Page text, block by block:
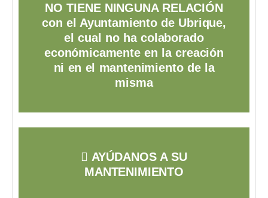
NO TIENE NINGUNA RELACIÓN
con el Ayuntamiento de Ubrique,
el cual no ha colaborado
económicamente en la creación
ni en el mantenimiento de la
misma
AYÚDANOS A SU
MANTENIMIENTO